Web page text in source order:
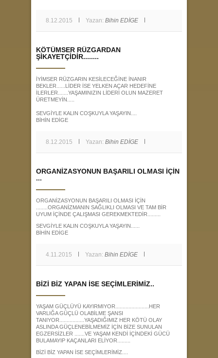
8.12.2015 Yazan: Bihin EDİGE
KÖTÜMSER RÜZGARDAN
ŞİKAYETÇİDİR........
İYİMSER RÜZGARIN KESİLECEĞİNE İNANIR
BEKLER......LİDER İSE YELKEN AÇAR HEDEFİNE
İLERLER.......YAŞAMINIZIN LİDERİ OLUN MAZERET
ÜRETMEYİN.....
SEVGİYLE KALIN COŞKUYLA YAŞAYIN....
BİHİN EDİGE
8.12.2015 Yazan: Bihin EDİGE
ORGANİZASYONUN BAŞARILI OLMASI İÇİN
...
ORGANİZASYONUN BAŞARILI OLMASI İÇİN
........ORGANİZMANIN SAĞLIKLI OLMASI VE TAM BİR
UYUM İÇİNDE ÇALIŞMASI GEREKMEKTEDİR.........
SEVGİYLE KALIN COŞKUYLA YAŞAYIN......
BİHİN EDİGE
4.11.2015 Yazan: Bihin EDİGE
BİZİ BİZ YAPAN İSE SEÇİMLERİMİZ..
YAŞAM GÜÇLÜYÜ KAYIRMIYOR.......................HER
VARLIĞA GÜÇLÜ OLABİLME ŞANSI
TANIYOR.................YAŞADIĞIMIZ HER KÖTÜ OLAY
ASLINDA GÜÇLENEBİLMEMİZ İÇİN BİZE SUNULAN
EGZERSİZLER .......VE YAŞAM KENDİ İÇİNDEKİ GÜCÜ
BULAMAYIP KAÇANLARI ELİYOR.........
BİZİ BİZ YAPAN İSE SEÇİMLERİMİZ....